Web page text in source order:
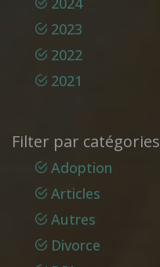
2023
2022
2021
Filter par catégories
Adoption
Articles
Autres
Divorce